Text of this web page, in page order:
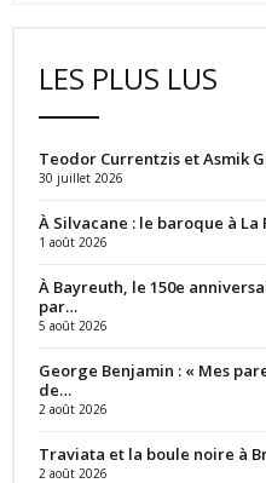
LES PLUS LUS
Teodor Currentzis et Asmik
30 juillet 2026
À Silvacane : le baroque à La
1 août 2026
À Bayreuth, le 150e
par…
5 août 2026
George Benjamin : « Mes
de…
2 août 2026
Traviata et la boule noire à
2 août 2026